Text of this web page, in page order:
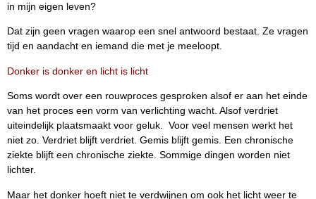
in mijn eigen leven?
Dat zijn geen vragen waarop een snel antwoord bestaat. Ze vragen
tijd en aandacht en iemand die met je meeloopt.
Donker is donker en licht is licht
Soms wordt over een rouwproces gesproken alsof er aan het einde
van het proces een vorm van verlichting wacht. Alsof verdriet
uiteindelijk plaatsmaakt voor geluk. Voor veel mensen werkt het
niet zo. Verdriet blijft verdriet. Gemis blijft gemis. Een chronische
ziekte blijft een chronische ziekte. Sommige dingen worden niet
lichter.
Maar het donker hoeft niet te verdwijnen om ook het licht weer te